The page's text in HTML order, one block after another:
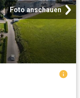
Foto anschauen